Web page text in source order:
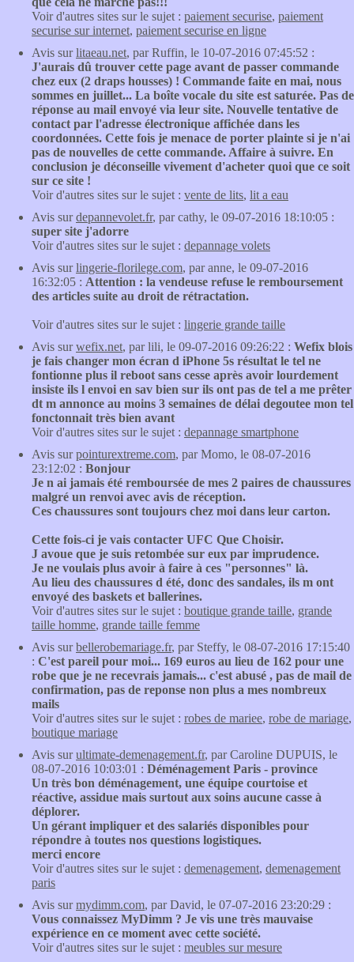
Voir d'autres sites sur le sujet : paiement securise, paiement
securise sur internet, paiement securise en ligne
Avis surlitaeau.net, par Ruffin, le 10-07-2016 07:45:52 :
J'aurais dû trouver cette page avant de passer commande
chez eux (2 draps housses) ! Commande faite en mai, nous
sommes en juillet... La boîte vocale du site est saturée. Pas de
réponse au mail envoyé via leur site. Nouvelle tentative de
contact par l'adresse électronique affichée dans les
coordonnées. Cette fois je menace de porter plainte si je n'ai
pas de nouvelles de cette commande. Affaire à suivre. En
conclusion je déconseille vivement d'acheter quoi que ce soit
sur ce site !
Voir d'autres sites sur le sujet : vente de lits, lit a eau
Avis surdepannevolet.fr, par cathy, le 09-07-2016 18:10:05 :
super site j'adorre
Voir d'autres sites sur le sujet : depannage volets
Avis surlingerie-florilege.com, par anne, le 09-07-2016
16:32:05 : Attention : la vendeuse refuse le remboursement
des articles suite au droit de rétractation.
Voir d'autres sites sur le sujet : lingerie grande taille
Avis surwefix.net, par lili, le 09-07-2016 09:26:22 : Wefix blois
je fais changer mon écran d iPhone 5s résultat le tel ne
fontionne plus il reboot sans cesse après avoir lourdement
insiste ils l envoi en sav bien sur ils ont pas de tel a me prêter
dt m annonce au moins 3 semaines de délai degoutee mon tel
fonctonnait très bien avant
Voir d'autres sites sur le sujet : depannage smartphone
Avis surpointurextreme.com, par Momo, le 08-07-2016
23:12:02 : Bonjour
Je n ai jamais été remboursée de mes 2 paires de chaussures
malgré un renvoi avec avis de réception.
Ces chaussures sont toujours chez moi dans leur carton.
Cette fois-ci je vais contacter UFC Que Choisir.
J avoue que je suis retombée sur eux par imprudence.
Je ne voulais plus avoir à faire à ces "personnes" là.
Au lieu des chaussures d été, donc des sandales, ils m ont
envoyé des baskets et ballerines.
Voir d'autres sites sur le sujet : boutique grande taille, grande
taille homme, grande taille femme
Avis surbellerobemariage.fr, par Steffy, le 08-07-2016 17:15:40
: C'est pareil pour moi... 169 euros au lieu de 162 pour une
robe que je ne recevrais jamais... c'est abusé , pas de mail de
confirmation, pas de reponse non plus a mes nombreux
mails
Voir d'autres sites sur le sujet : robes de mariee, robe de mariage,
boutique mariage
Avis surultimate-demenagement.fr, par Caroline DUPUIS, le
08-07-2016 10:03:01 : Déménagement Paris - province
Un très bon déménagement, une équipe courtoise et
réactive, assidue mais surtout aux soins aucune casse à
déplorer.
Un gérant impliquer et des salariés disponibles pour
répondre à toutes nos questions logistiques.
merci encore
Voir d'autres sites sur le sujet : demenagement, demenagement
paris
Avis surmydimm.com, par David, le 07-07-2016 23:20:29 :
Vous connaissez MyDimm ? Je vis une très mauvaise
expérience en ce moment avec cette société.
Voir d'autres sites sur le sujet : meubles sur mesure